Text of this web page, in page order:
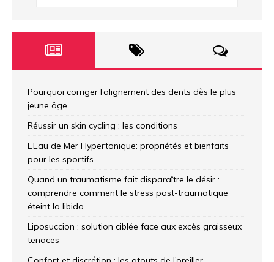
Pourquoi corriger l’alignement des dents dès le plus
jeune âge
Réussir un skin cycling : les conditions
L’Eau de Mer Hypertonique: propriétés et bienfaits
pour les sportifs
Quand un traumatisme fait disparaître le désir :
comprendre comment le stress post-traumatique
éteint la libido
Liposuccion : solution ciblée face aux excès graisseux
tenaces